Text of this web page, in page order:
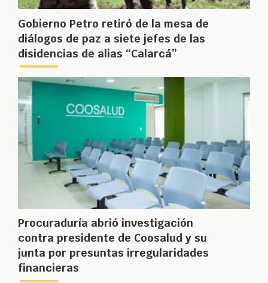
Gobierno Petro retiró de la mesa de
diálogos de paz a siete jefes de las
disidencias de alias “Calarcá”
Procuraduría abrió investigación
contra presidente de Coosalud y su
junta por presuntas irregularidades
financieras